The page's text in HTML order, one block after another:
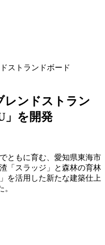
ストランドボード
ンドストラン
」を開発
ともに育む、愛知県東海市
「スラッジ」と森林の育林
を活用した新たな建築仕上